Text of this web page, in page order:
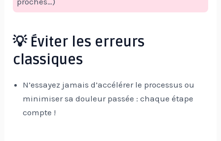
💡 Éviter les erreurs
classiques
N’essayez jamais d’accélérer le processus ou
minimiser sa douleur passée : chaque étape
compte !